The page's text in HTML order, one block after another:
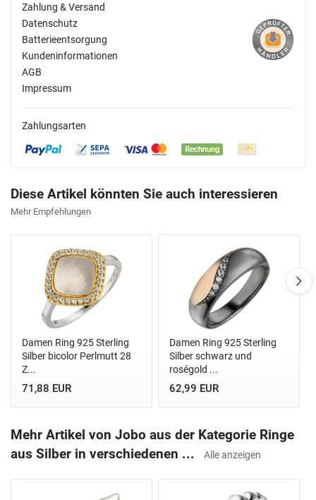
Zahlung & Versand
Datenschutz
Batterieentsorgung
Kundeninformationen
AGB
Impressum
Zahlungsarten
Diese Artikel könnten Sie auch interessieren
Mehr Empfehlungen
Damen Ring 925 Sterling
Silber bicolor Perlmutt 28
Z...
71,88 EUR
Damen Ring 925 Sterling
Silber schwarz und
roségold ...
62,99 EUR
Mehr Artikel von Jobo aus der Kategorie Ringe
aus Silber in verschiedenen ...
Alle anzeigen